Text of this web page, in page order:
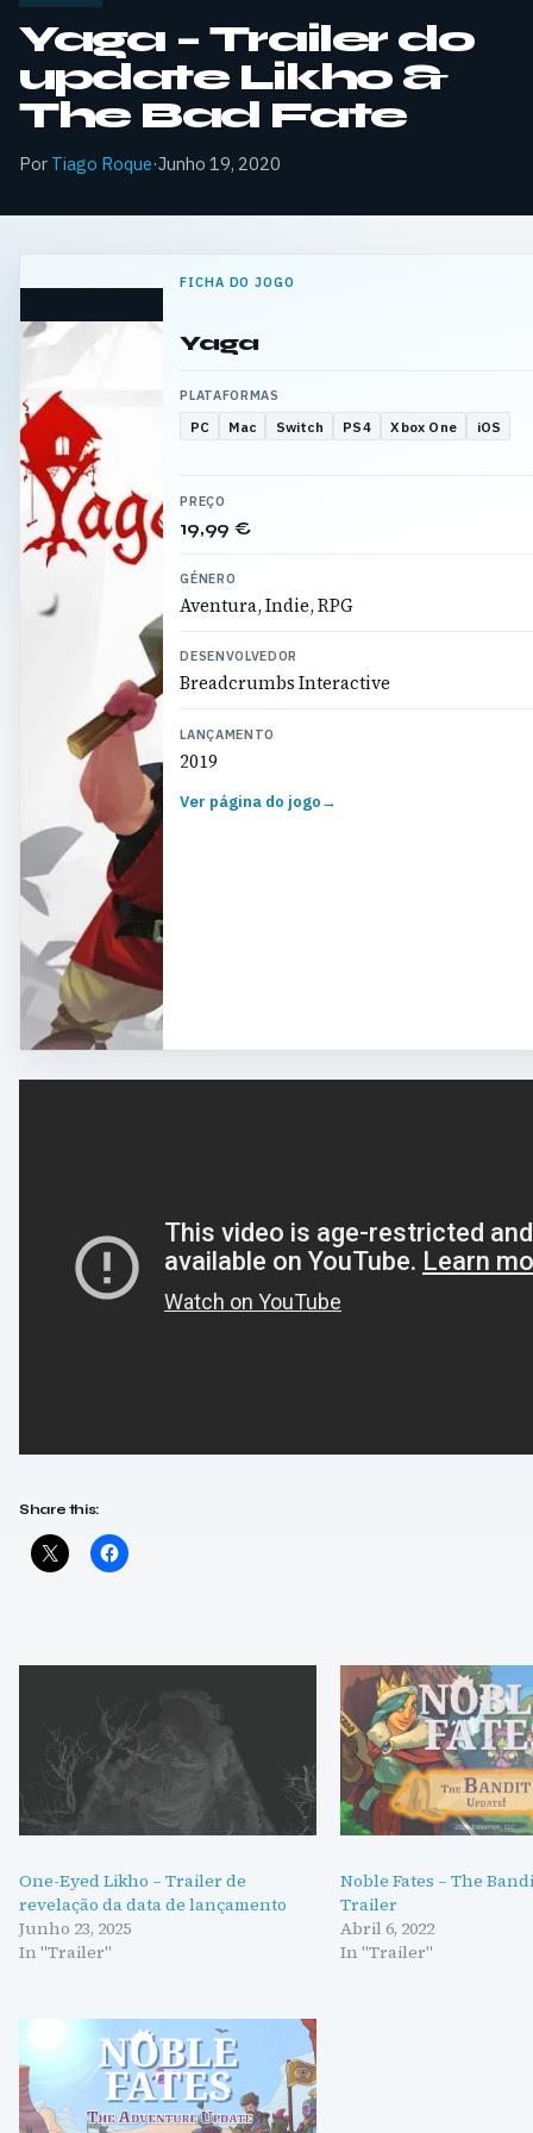
Yaga – Trailer do
update Likho &
The Bad Fate
Por Tiago Roque·Junho 19, 2020
FICHA DO JOGO
Yaga
PLATAFORMAS
PC Mac Switch PS4 Xbox One iOS
PREÇO
19,99 €
GÉNERO
Aventura, Indie, RPG
DESENVOLVEDOR
Breadcrumbs Interactive
LANÇAMENTO
2019
Ver página do jogo→
Share this:
One-Eyed Likho – Trailer de
revelação da data de lançamento
Junho 23, 2025
In "Trailer"
Noble Fates – The
Trailer
Abril 6, 2022
In "Trailer"